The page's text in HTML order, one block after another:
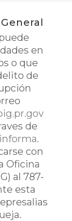
en
o que
de
de
.
con
Oficina
al 787-
esta